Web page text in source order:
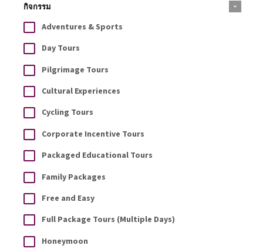
กิจกรรม
Adventures & Sports
Day Tours
Pilgrimage Tours
Cultural Experiences
Cycling Tours
Corporate Incentive Tours
Packaged Educational Tours
Family Packages
Free and Easy
Full Package Tours (Multiple Days)
Honeymoon